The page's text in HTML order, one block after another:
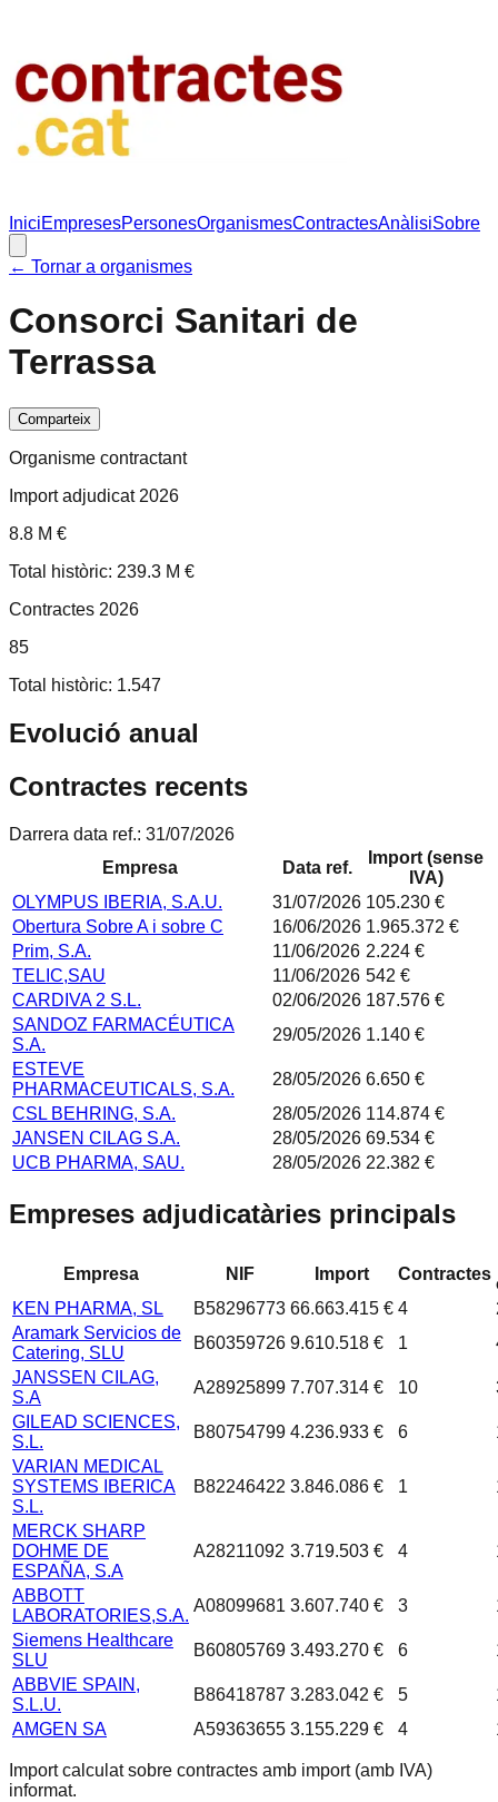
IniciEmpresesPersonesOrganismesContractesAnàlisiSobre
← Tornar a organismes
Consorci Sanitari de
Terrassa
Comparteix
Organisme contractant
Import adjudicat 2026
8.8 M €
Total històric: 239.3 M €
Contractes 2026
85
Total històric: 1.547
Evolució anual
Contractes recents
Darrera data ref.: 31/07/2026
Empresa
Data ref.
Import (sense
IVA)
OLYMPUS IBERIA, S.A.U.
31/07/2026 105.230 €
Obertura Sobre A i sobre C
16/06/2026 1.965.372 €
Prim, S.A.
11/06/2026 2.224 €
TELIC,SAU
11/06/2026 542 €
CARDIVA 2 S.L.
02/06/2026 187.576 €
SANDOZ FARMACÉUTICA
S.A.
29/05/2026 1.140 €
ESTEVE
PHARMACEUTICALS, S.A.
28/05/2026 6.650 €
CSL BEHRING, S.A.
28/05/2026 114.874 €
JANSEN CILAG S.A.
28/05/2026 69.534 €
UCB PHARMA, SAU.
28/05/2026 22.382 €
Empreses adjudicatàries principals
Empresa NIF Import Contractes
KEN PHARMA, SL
B58296773 66.663.415 € 4
Aramark Servicios de
Catering, SLU
B60359726 9.610.518 € 1
JANSSEN CILAG,
S.A
A28925899 7.707.314 € 10
GILEAD SCIENCES,
S.L.
B80754799 4.236.933 € 6
VARIAN MEDICAL
SYSTEMS IBERICA
S.L.
B82246422 3.846.086 € 1
MERCK SHARP
DOHME DE
ESPAÑA, S.A
A28211092 3.719.503 € 4
ABBOTT
LABORATORIES,S.A.
A08099681 3.607.740 € 3
Siemens Healthcare
SLU
B60805769 3.493.270 € 6
ABBVIE SPAIN,
S.L.U.
B86418787 3.283.042 € 5
AMGEN SA
A59363655 3.155.229 € 4
Import calculat sobre contractes amb import (amb IVA)
informat.